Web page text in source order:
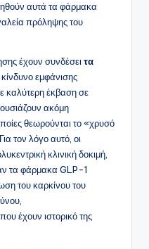
αυτά τα φάρμακα
πρόληψης του
έχουν συνδέσει τα
εμφάνισης
καλύτερη έκβαση σε
ακόμη
θεωρούνται το «χρυσό
τον λόγο αυτό, οι
κλινική δοκιμή,
τα φάρμακα GLP-1
του καρκίνου του
έχουν ιστορικό της